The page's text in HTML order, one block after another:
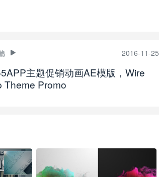
2016-11-25
主题促销动画AE模版，Wire
Theme Promo